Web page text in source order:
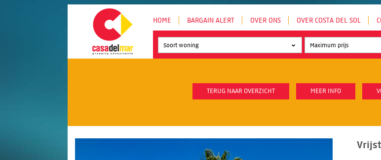
HOME BARGAIN ALERT OVER ONS OVER COSTA DEL SOL
Soort woning
TERUG NAAR OVERZICHT MEER INFO